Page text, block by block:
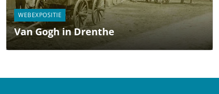
WEBEXPOSITIE
Van Gogh in Drenthe